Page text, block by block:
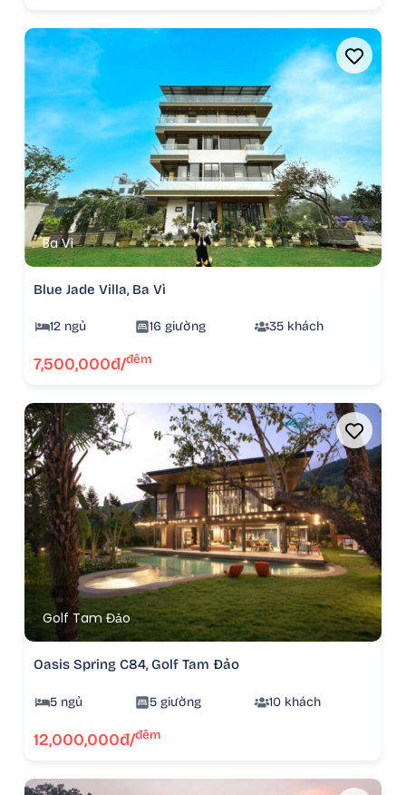
Ba Vì
Blue Jade Villa, Ba Vì
12 ngủ 16 giường 35 khách
7,500,000đ/đêm
Golf Tam Đảo
Oasis Spring C84, Golf Tam Đảo
5 ngủ 5 giường 10 khách
12,000,000đ/đêm